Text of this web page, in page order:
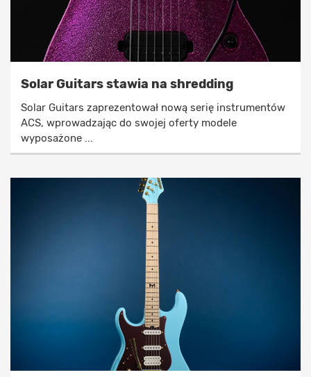
Solar Guitars stawia na shredding
Solar Guitars zaprezentował nową serię instrumentów
ACS, wprowadzając do swojej oferty modele
wyposażone ...